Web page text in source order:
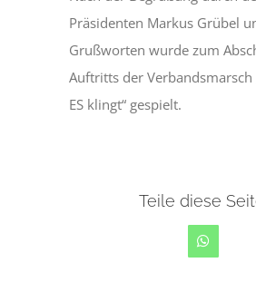
Präsidenten Markus Grübel
Grußworten wurde zum
Auftritts der Verbandsmarsch
ES klingt“ gespielt.
Teile diese
WhatsApp